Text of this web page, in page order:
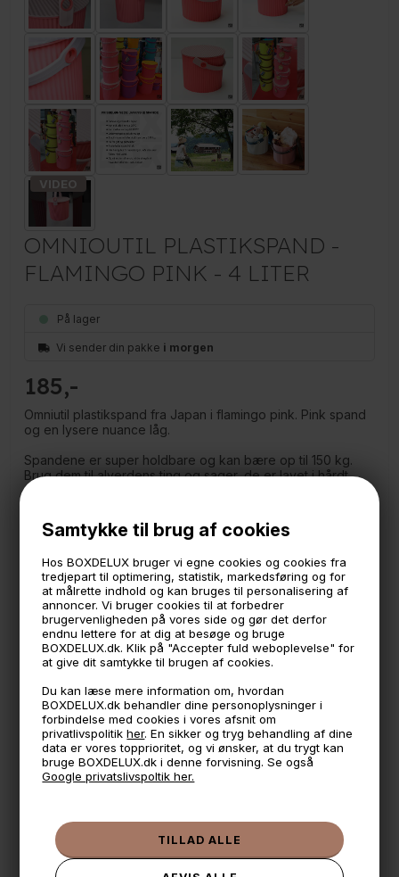
Samtykke til brug af cookies
Hos BOXDELUX bruger vi egne cookies og cookies fra
tredjepart til optimering, statistik, markedsføring og for
at målrette indhold og kan bruges til personalisering af
annoncer. Vi bruger cookies til at forbedrer
brugervenligheden på vores side og gør det derfor
endnu lettere for at dig at besøge og bruge
BOXDELUX.dk. Klik på "Accepter fuld weboplevelse" for
at give dit samtykke til brugen af cookies.
Du kan læse mere information om, hvordan
BOXDELUX.dk behandler dine personoplysninger i
forbindelse med cookies i vores afsnit om
privatlivspolitikher. En sikker og tryg behandling af dine
data er vores topprioritet, og vi ønsker, at du trygt kan
bruge BOXDELUX.dk i denne forvisning. Se også
Google privatslivspoltik her.
OMNIOUTIL PLASTIKSPAND -
FLAMINGO PINK - 4 LITER
På lager
Vi sender din pakke i morgen
185
Omniutil plastikspand fra Japan i flamingo pink. Pink spand
og en lysere nuance låg.
Spandene er super holdbare og kan bære op til 150 kg.
Brug dem til alverdens ting og sager, de er lavet i hårdt
plastik og kan sagtens stå ude i regnen eller i køkkenet, på
fantasien sætter grænser.
opbevaring af diverse madvarer i køkkenet. Den kan også
stå i haven, da den kan klare op til minus 20 grader.
Bemærk venligst at låget ikke er lufttæt.
Mål:
Højde 18 cm.
Diameter 22 cm.
Indhold: 4 liter.
*Samme farve fås i forskellige størrelser.
🕚 Bestil inden 11 & vi sender samme dag på hverdage
🧺 Kan du lægge varen i kurven, er den på lager
📦 Fragtfri v. køb over 999,- ellers fra 49,- med GLS
💳 Betal med